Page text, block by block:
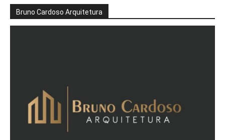
Bruno Cardoso Arquitetura